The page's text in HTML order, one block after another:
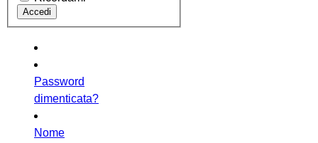
Password
dimenticata?
Nome